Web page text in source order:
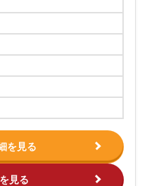
を見る
見る